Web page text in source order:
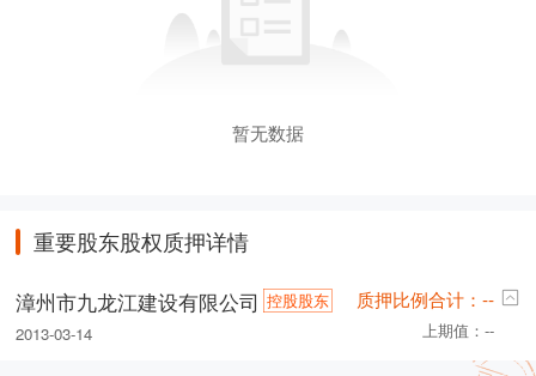
暂无数据
重要股东股权质押详情
漳州市九龙江建设有限公司 控股股东
2013-03-14
质押比例合计：--
上期值：--